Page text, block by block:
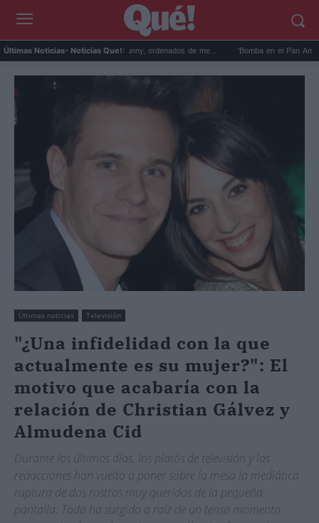
Últimas Noticias- Noticias Que!:
discos de Bad Bunny, ordenados de me... 'Bomba en el Pan Am 103': la
Últimas noticias Televisión
"¿Una infidelidad con la que
actualmente es su mujer?": El
motivo que acabaría con la
relación de Christian Gálvez y
Almudena Cid
Durante los últimos días, los platós de televisión y las
redacciones han vuelto a poner sobre la mesa la mediática
ruptura de dos rostros muy queridos de la pequeña
pantalla. Todo ha surgido a raíz de un tenso momento